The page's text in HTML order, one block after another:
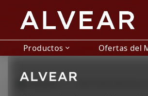
Productos expand_more Ofertas del
grid_view Productos VINO DON PASCUAL